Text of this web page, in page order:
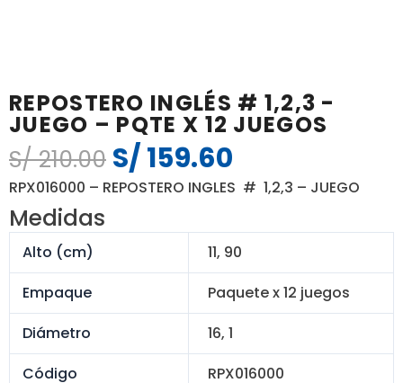
REPOSTERO INGLÉS # 1,2,3 -
JUEGO – PQTE X 12 JUEGOS
S/210.00 El
precio
era:
S/ 210.00.
S/159.60
precio
actual
es:
S/ 159.60.
RPX016000 – REPOSTERO INGLES # 1,2,3 – JUEGO
Medidas
Alto (cm)
11, 90
Empaque
Paquete x 12 juegos
Diámetro
16, 1
Código
RPX016000